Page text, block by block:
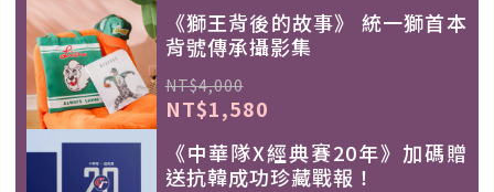
《獅王背後的故事》 統一獅首本
背號傳承攝影集
NT$4,000
NT$1,580
《中華隊X經典賽20年》加碼贈
送抗韓成功珍藏戰報！